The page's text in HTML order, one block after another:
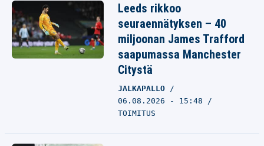
Leeds rikkoo
seuraennätyksen – 40
miljoonan James Trafford
saapumassa Manchester
Citystä
JALKAPALLO
06.08.2026 - 15:48
TOIMITUS